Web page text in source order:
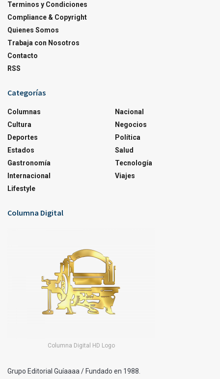
Terminos y Condiciones
Compliance & Copyright
Quienes Somos
Trabaja con Nosotros
Contacto
RSS
Categorías
Columnas
Cultura
Deportes
Estados
Gastronomía
Internacional
Lifestyle
Nacional
Negocios
Política
Salud
Tecnología
Viajes
Columna Digital
Columna Digital HD Logo
Grupo Editorial Guíaaaa / Fundado en 1988.